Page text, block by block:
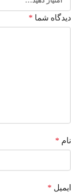
دیدگاه شما *
نام *
ایمیل *